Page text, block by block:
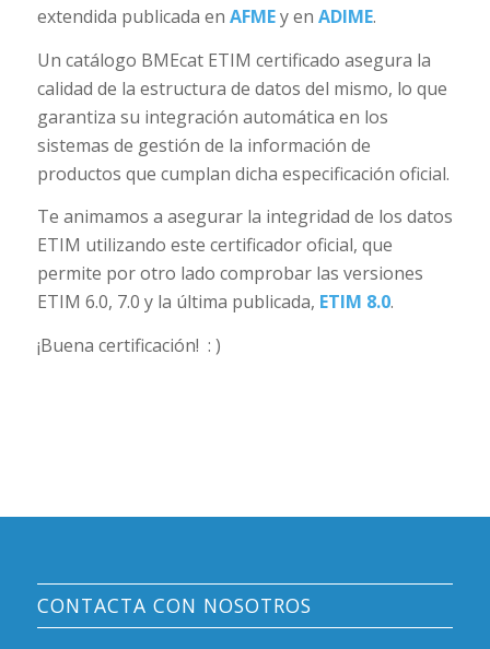
extendida publicada en AFMEy en ADIME.
Un catálogo BMEcat ETIM certificado asegura la
calidad de la estructura de datos del mismo, lo que
garantiza su integración automática en los
sistemas de gestión de la información de
productos que cumplan dicha especificación oficial.
Te animamos a asegurar la integridad de los datos
ETIM utilizando este certificador oficial, que
permite por otro lado comprobar las versiones
ETIM 6.0, 7.0 y la última publicada, ETIM 8.0.
¡Buena certificación! : )
CONTACTA CON NOSOTROS